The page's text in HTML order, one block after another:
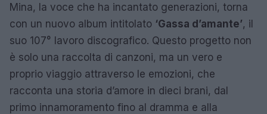
Mina, la voce che ha incantato generazioni, torna
con un nuovo album intitolato ‘Gassa d’amante’, il
suo 107° lavoro discografico. Questo progetto non
è solo una raccolta di canzoni, ma un vero e
proprio viaggio attraverso le emozioni, che
racconta una storia d’amore in dieci brani, dal
primo innamoramento fino al dramma e alla